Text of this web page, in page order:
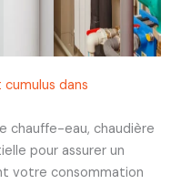
dans
chauffe-eau, chaudière
pour assurer un
votre consommation